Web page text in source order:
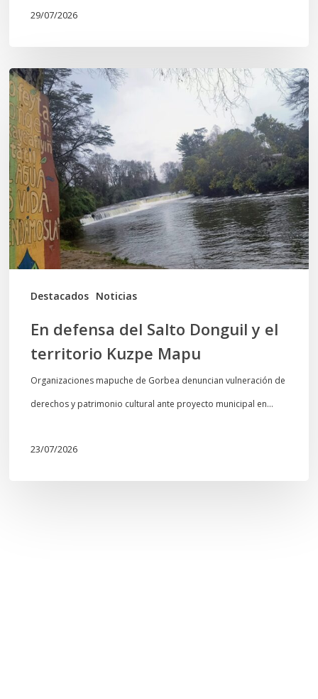
29/07/2026
Destacados Noticias
En
defensa
del
Salto
Donguil
y
el
territorio
Kuzpe
Mapu
En defensa del Salto Donguil y el
territorio Kuzpe Mapu
Organizaciones mapuche de Gorbea denuncian vulneración de
derechos y patrimonio cultural ante proyecto municipal en…
23/07/2026